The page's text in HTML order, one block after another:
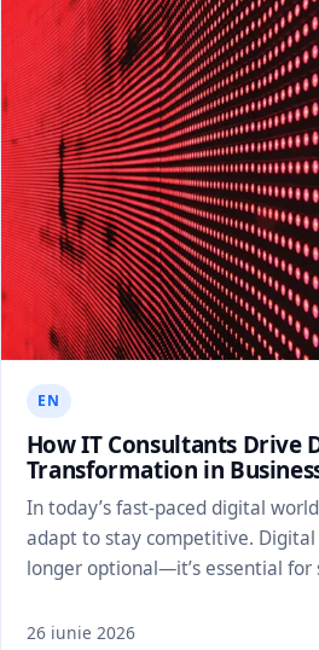
EN
How IT Consultants Drive
Transformation in
In today’s fast-paced digital
adapt to stay competitive.
longer optional—it’s essential for
26 iunie 2026